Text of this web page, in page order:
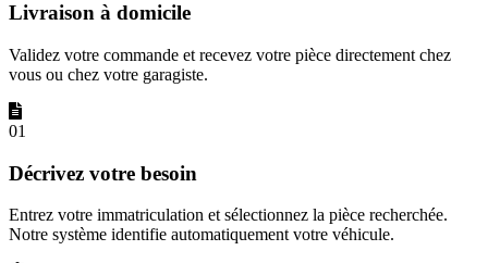
Livraison à domicile
Validez votre commande et recevez votre pièce directement chez
vous ou chez votre garagiste.
01
Décrivez votre besoin
Entrez votre immatriculation et sélectionnez la pièce recherchée.
Notre système identifie automatiquement votre véhicule.